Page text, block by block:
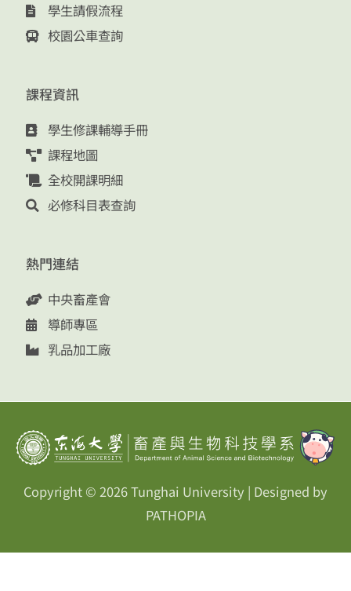
學生請假流程
校園公車查詢
課程資訊
學生修課輔導手冊
課程地圖
全校開課明細
必修科目表查詢
熱門連結
中央畜產會
導師專區
乳品加工廠
Copyright © 2026Tunghai University | Designed by
PATHOPIA